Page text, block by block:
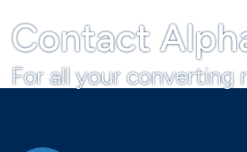
Contact
For all your converting